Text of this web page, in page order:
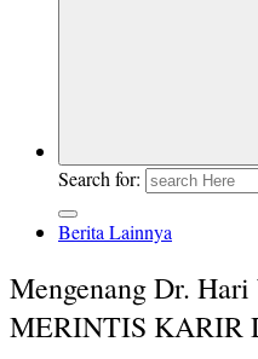
Search for:
Berita Lainnya
Mengenang Dr.
MERINTIS KARIR